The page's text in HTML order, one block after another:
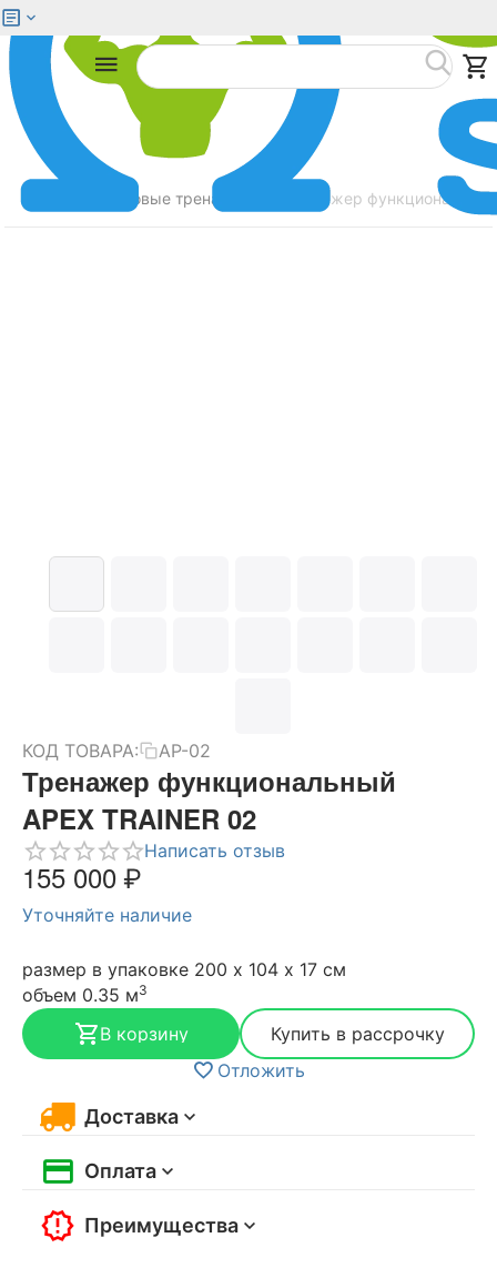
Силовые тренажеры Тренажер
КОД ТОВАРА: AP-02
Тренажер функциональный
APEX TRAINER 02
Написать отзыв
155 000₽
Уточняйте наличие
размер в упаковке 200 х 104 х 17 см
объем 0.35 м3
В корзину
Купить в рассрочку
Отложить
Доставка
Оплата
Преимущества
Меню Найти